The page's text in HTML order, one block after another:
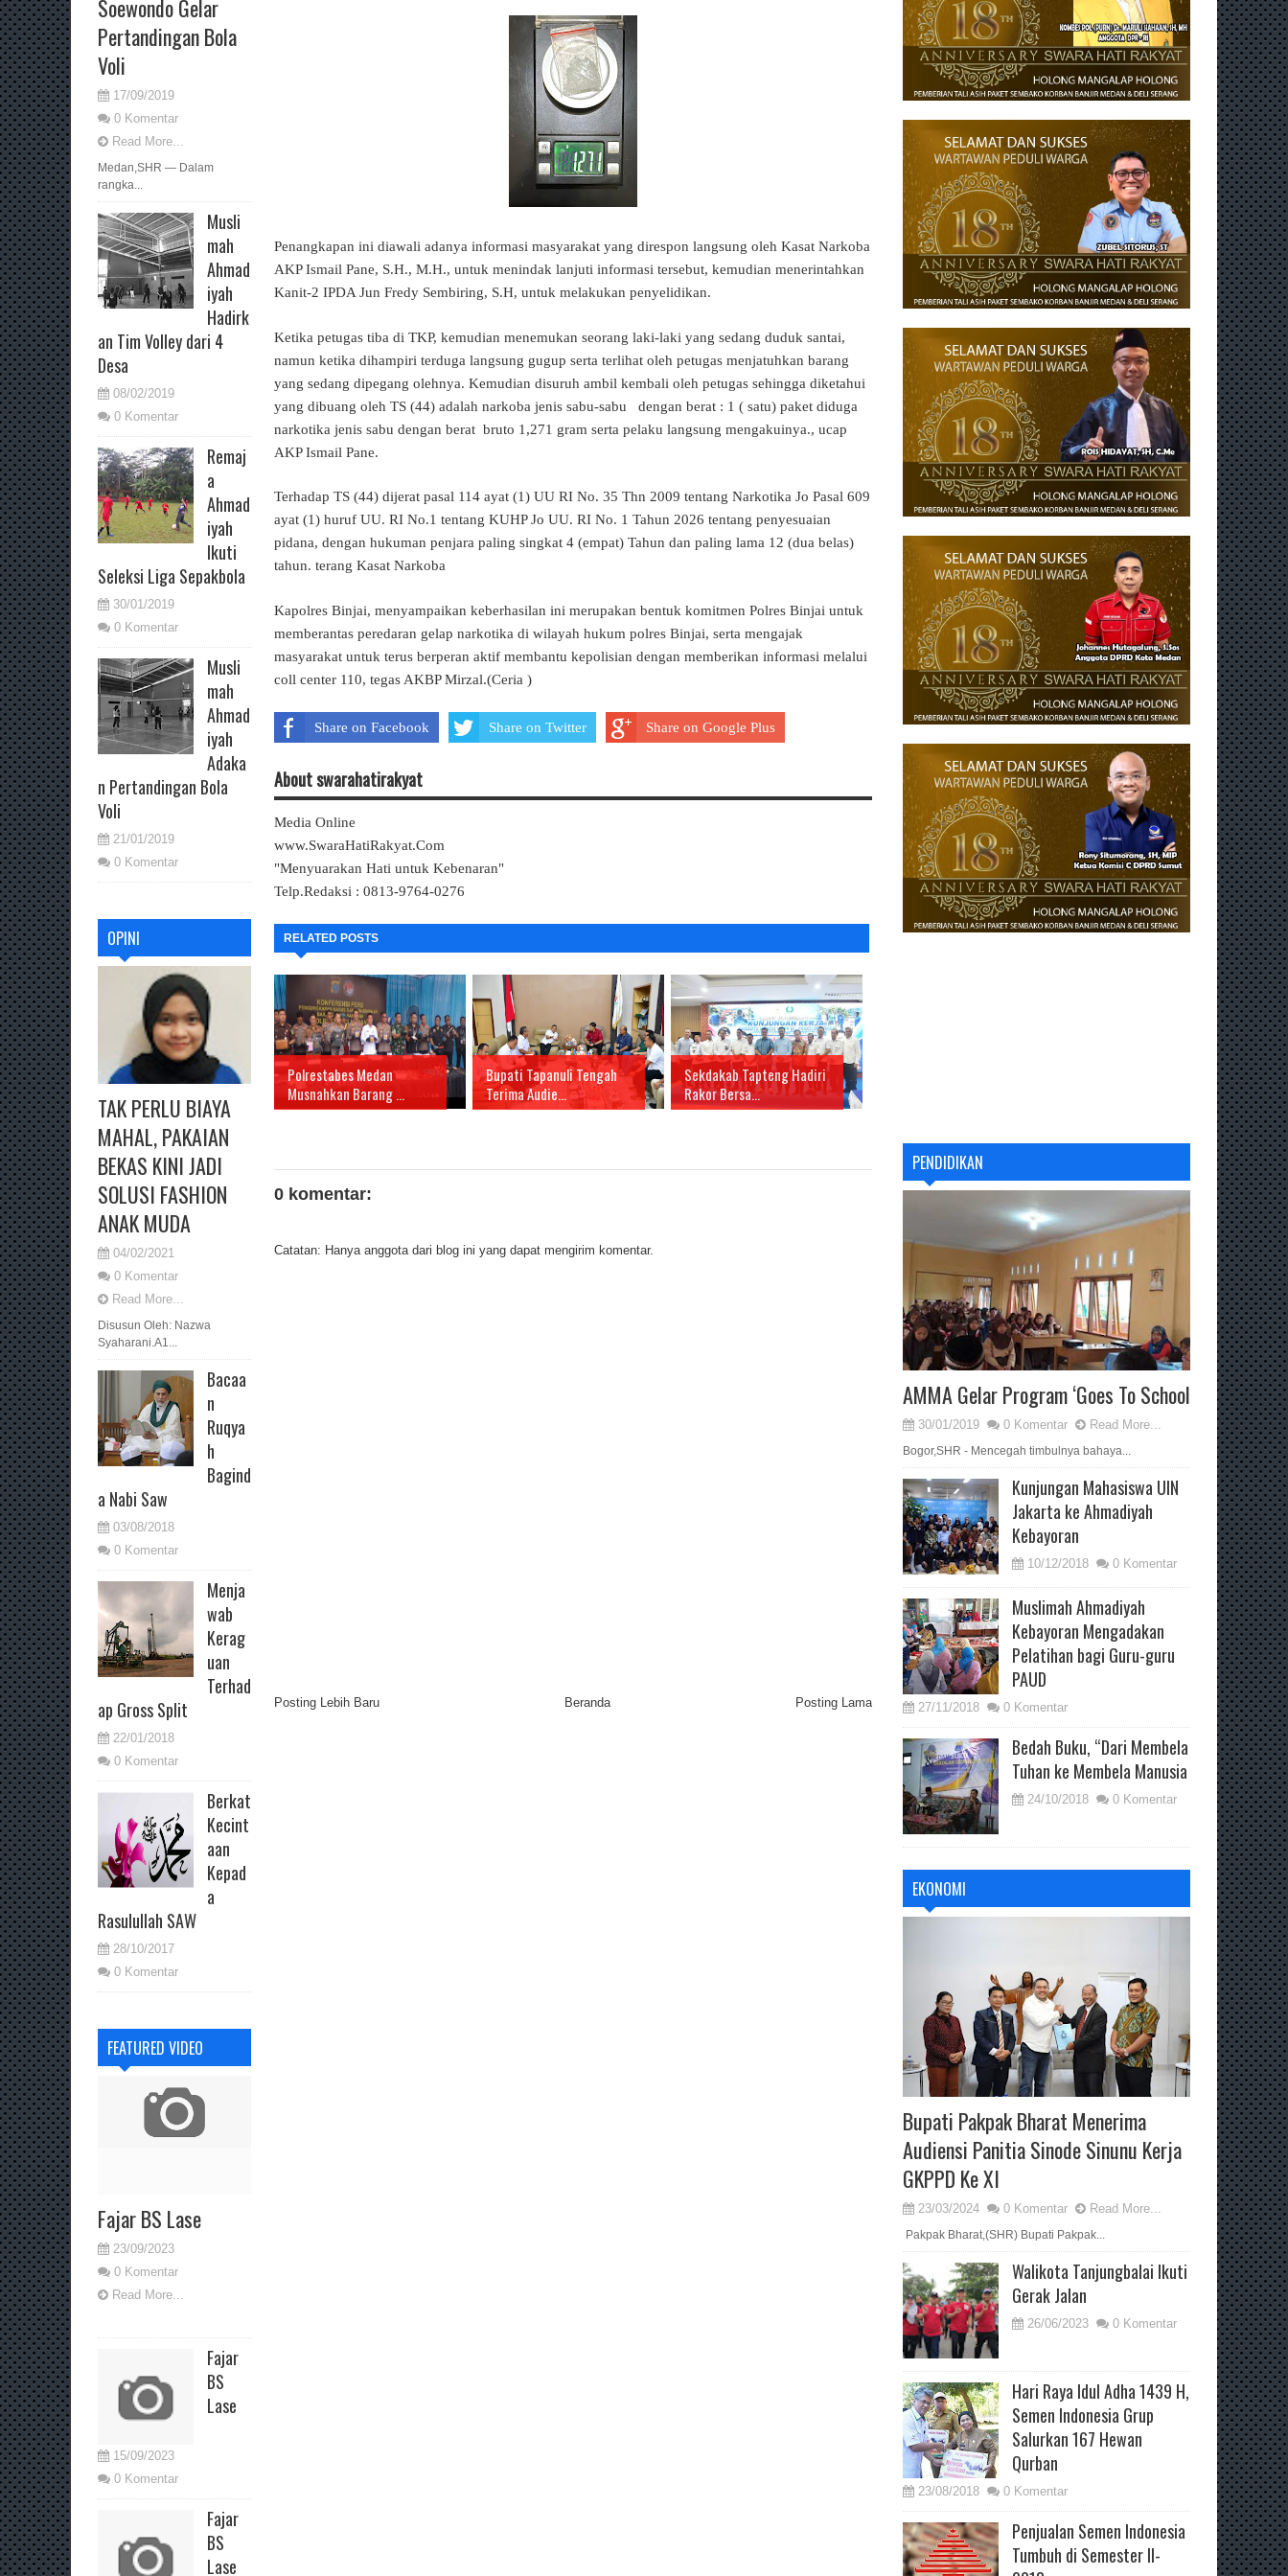
Soewondo Gelar
Pertandingan Bola
Voli
17/09/2019
0 Komentar
Read More...
Medan,SHR — Dalam
rangka...
Musli
mah
Ahmad
iyah
Hadirk
an Tim Volley dari 4
Desa
08/02/2019
0 Komentar
Remaj
a
Ahmad
iyah
Ikuti
Seleksi Liga Sepakbola
30/01/2019
0 Komentar
Musli
mah
Ahmad
iyah
Adaka
n Pertandingan Bola
Voli
21/01/2019
0 Komentar
OPINI
TAK PERLU BIAYA
MAHAL, PAKAIAN
BEKAS KINI JADI
SOLUSI FASHION
ANAK MUDA
04/02/2021
0 Komentar
Read More...
Disusun Oleh: Nazwa
Syaharani.A1...
Bacaa
n
Ruqya
h
Bagind
a Nabi Saw
03/08/2018
0 Komentar
Menja
wab
Kerag
uan
Terhad
ap Gross Split
22/01/2018
0 Komentar
Berkat
Kecint
aan
Kepad
a
Rasulullah SAW
28/10/2017
0 Komentar
FEATURED VIDEO
Fajar BS Lase
23/09/2023
0 Komentar
Read More...
Fajar
BS
Lase
15/09/2023
0 Komentar
Fajar
BS
Lase
Penangkapan ini diawali adanya informasi masyarakat yang direspon langsung oleh Kasat Narkoba
AKP Ismail Pane, S.H., M.H., untuk menindak lanjuti informasi tersebut, kemudian menerintahkan
Kanit-2 IPDA Jun Fredy Sembiring, S.H, untuk melakukan penyelidikan.
Ketika petugas tiba di TKP, kemudian menemukan seorang laki-laki yang sedang duduk santai,
namun ketika dihampiri terduga langsung gugup serta terlihat oleh petugas menjatuhkan barang
yang sedang dipegang olehnya. Kemudian disuruh ambil kembali oleh petugas sehingga diketahui
yang dibuang oleh TS (44) adalah narkoba jenis sabu-sabu dengan berat : 1 ( satu) paket diduga
narkotika jenis sabu dengan berat bruto 1,271 gram serta pelaku langsung mengakuinya., ucap
AKP Ismail Pane.
Terhadap TS (44) dijerat pasal 114 ayat (1) UU RI No. 35 Thn 2009 tentang Narkotika Jo Pasal 609
ayat (1) huruf UU. RI No.1 tentang KUHP Jo UU. RI No. 1 Tahun 2026 tentang penyesuaian
pidana, dengan hukuman penjara paling singkat 4 (empat) Tahun dan paling lama 12 (dua belas)
tahun. terang Kasat Narkoba
Kapolres Binjai, menyampaikan keberhasilan ini merupakan bentuk komitmen Polres Binjai untuk
memberantas peredaran gelap narkotika di wilayah hukum polres Binjai, serta mengajak
masyarakat untuk terus berperan aktif membantu kepolisian dengan memberikan informasi melalui
coll center 110, tegas AKBP Mirzal.(Ceria )
Share on Facebook Share on Twitter Share on Google Plus
About swarahatirakyat
Media Online
www.SwaraHatiRakyat.Com
"Menyuarakan Hati untuk Kebenaran"
Telp.Redaksi : 0813-9764-0276
RELATED POSTS
Polrestabes Medan
Musnahkan Barang ...
Bupati Tapanuli Tengah
Terima Audie...
Sekdakab Tapteng Hadiri
Rakor Bersa...
0 komentar:
Catatan: Hanya anggota dari blog ini yang dapat mengirim komentar.
Posting Lebih Baru Posting Lama
Beranda
PENDIDIKAN
AMMA Gelar Program ‘Goes To School
30/01/2019 0 Komentar Read More...
Bogor,SHR - Mencegah timbulnya bahaya...
Kunjungan Mahasiswa UIN
Jakarta ke Ahmadiyah
Kebayoran
10/12/2018 0 Komentar
Muslimah Ahmadiyah
Kebayoran Mengadakan
Pelatihan bagi Guru-guru
PAUD
27/11/2018 0 Komentar
Bedah Buku, “Dari Membela
Tuhan ke Membela Manusia
24/10/2018 0 Komentar
EKONOMI
Bupati Pakpak Bharat Menerima
Audiensi Panitia Sinode Sinunu Kerja
GKPPD Ke XI
23/03/2024 0 Komentar Read More...
Pakpak Bharat,(SHR) Bupati Pakpak...
Walikota Tanjungbalai Ikuti
Gerak Jalan
26/06/2023 0 Komentar
Hari Raya Idul Adha 1439 H,
Semen Indonesia Grup
Salurkan 167 Hewan
Qurban
23/08/2018 0 Komentar
Penjualan Semen Indonesia
Tumbuh di Semester II-